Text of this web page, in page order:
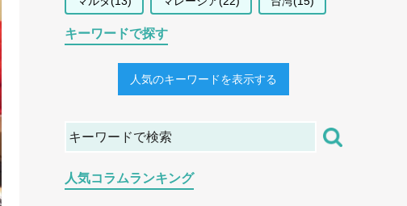
キーワードで探す
人気のキーワードを表示する
人気コラムランキング